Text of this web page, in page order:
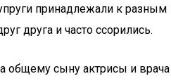
принадлежали к разным
друга и часто ссорились.
общему сыну актрисы и врача